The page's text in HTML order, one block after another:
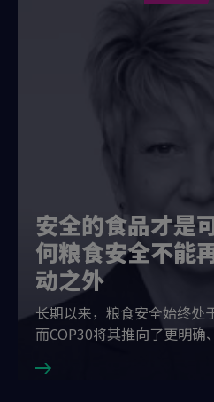
安全的食品才是
何粮食安全不能
动之外
长期以来，粮食安全始终处
而COP30将其推向了更明确